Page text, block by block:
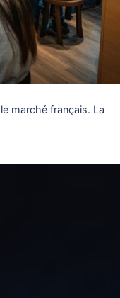
marché français. La